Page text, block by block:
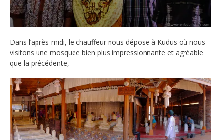
Dans l’après-midi, le chauffeur nous dépose à Kudus où nous
visitons une mosquée bien plus impressionnante et agréable
que la précédente,